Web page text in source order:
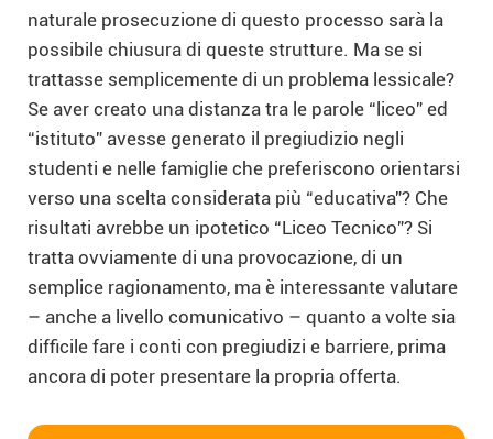
naturale prosecuzione di questo processo sarà la
possibile chiusura di queste strutture. Ma se si
trattasse semplicemente di un problema lessicale?
Se aver creato una distanza tra le parole “liceo” ed
“istituto” avesse generato il pregiudizio negli
studenti e nelle famiglie che preferiscono orientarsi
verso una scelta considerata più “educativa”? Che
risultati avrebbe un ipotetico “Liceo Tecnico”? Si
tratta ovviamente di una provocazione, di un
semplice ragionamento, ma è interessante valutare
– anche a livello comunicativo – quanto a volte sia
difficile fare i conti con pregiudizi e barriere, prima
ancora di poter presentare la propria offerta.